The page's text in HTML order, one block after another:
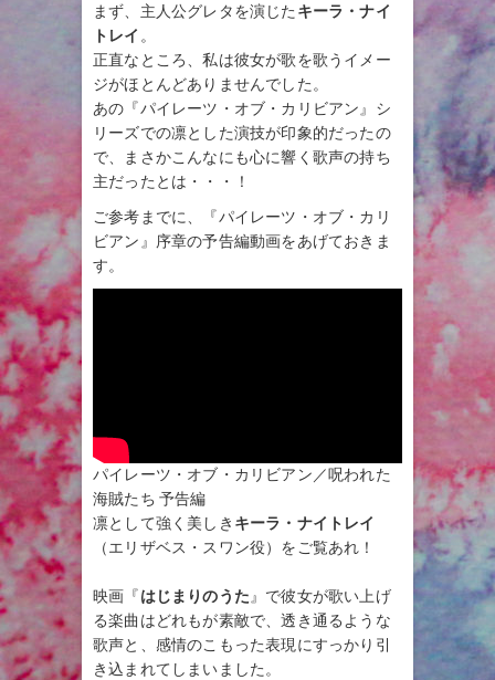
まず、主人公グレタを演じた キーラ・ナイ
トレイ 。
正直なところ、私は彼女が歌を歌うイメー
ジがほとんどありませんでした。
あの『パイレーツ・オブ・カリビアン』シ
リーズでの凛とした演技が印象的だったの
で、まさかこんなにも心に響く歌声の持ち
主だったとは・・・！
ご参考までに、『パイレーツ・オブ・カリ
ビアン』序章の予告編動画をあげておきま
す。
パイレーツ・オブ・カリビアン／呪われた
海賊たち 予告編
凛として強く美しき キーラ・ナイトレイ
（エリザベス・スワン役）をご覧あれ！
映画『はじまりのうた』で彼女が歌い上げ
る楽曲はどれもが素敵で、透き通るような
歌声と、感情のこもった表現にすっかり引
き込まれてしまいました。